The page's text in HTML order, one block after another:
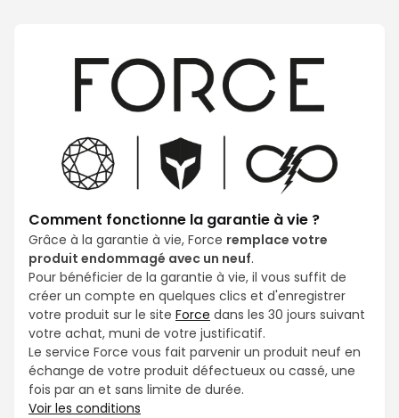
Comment fonctionne la garantie à vie ?
Grâce à la garantie à vie, Force remplace votre
produit endommagé avec un neuf.
Pour bénéficier de la garantie à vie, il vous suffit de
créer un compte en quelques clics et d'enregistrer
votre produit sur le site Force dans les 30 jours suivant
votre achat, muni de votre justificatif.
Le service Force vous fait parvenir un produit neuf en
échange de votre produit défectueux ou cassé, une
fois par an et sans limite de durée.
Voir les conditions